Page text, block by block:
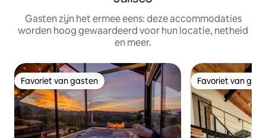
Gasten zijn het ermee eens: deze accommodaties
worden hoog gewaardeerd voor hun locatie, netheid
en meer.
Favoriet van gasten
Favoriet van gasten Favoriet van
Favoriet van